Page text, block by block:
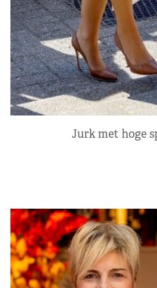
Jurk met hoge